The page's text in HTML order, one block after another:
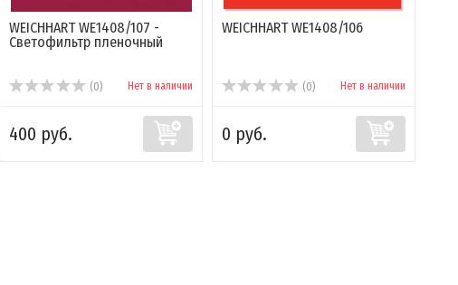
WEICHHART WE1408/107 -
Светофильтр пленочный
(0) Нет в наличии
400 руб.
WEICHHART WE1408/106
(0) Нет в наличии
0 руб.